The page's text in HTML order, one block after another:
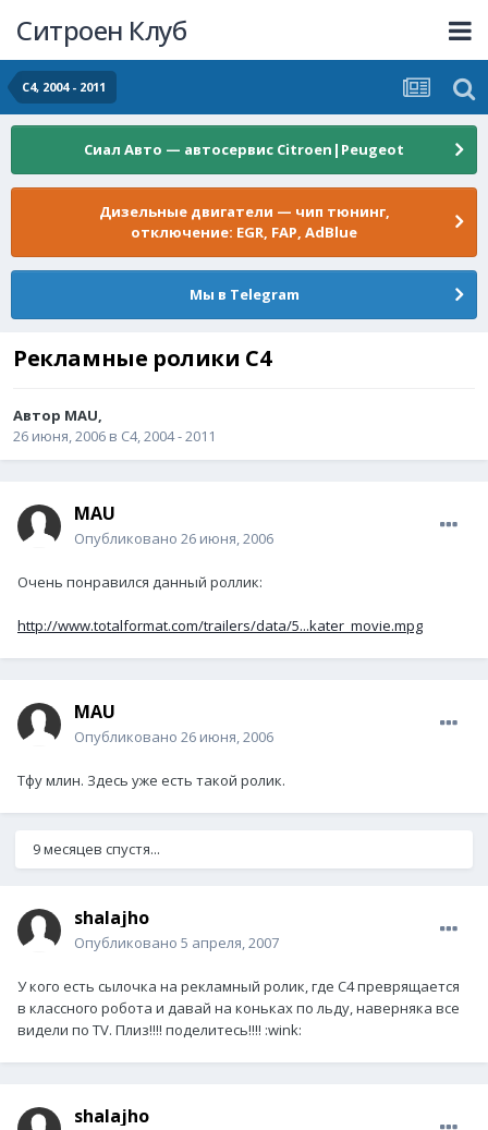
Ситроен Клуб
С4, 2004 - 2011
Сиал Авто — автосервис Citroen|Peugeot
Дизельные двигатели — чип тюнинг,
отключение: EGR, FAP, AdBlue
Мы в Telegram
Рекламные ролики С4
Автор MAU,
26 июня, 2006 в С4, 2004 - 2011
MAU
Опубликовано 26 июня, 2006
Очень понравился данный роллик:
http://www.totalformat.com/trailers/data/5...kater_movie.mpg
MAU
Опубликовано 26 июня, 2006
Тфу млин. Здесь уже есть такой ролик.
9 месяцев спустя...
shalajho
Опубликовано 5 апреля, 2007
У кого есть сылочка на рекламный ролик, где C4 преврящается
в классного робота и давай на коньках по льду, наверняка все
видели по TV. Плиз!!!! поделитесь!!!! :wink:
shalajho